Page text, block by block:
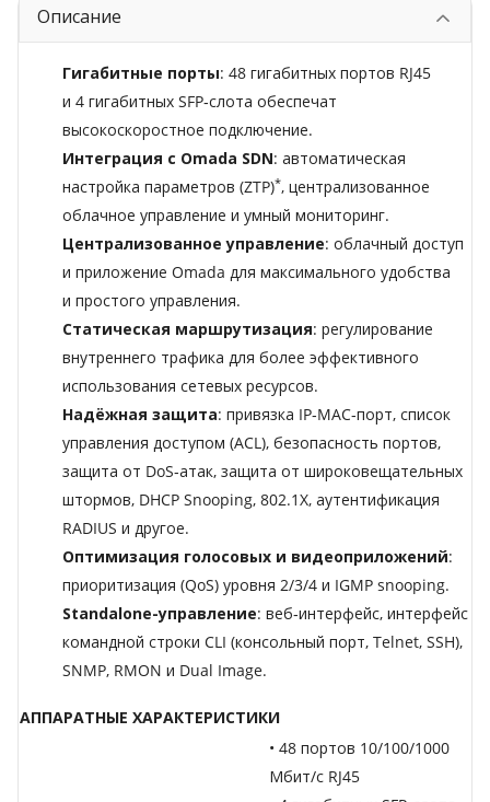
Описание
Гигабитные порты: 48 гигабитных портов RJ45
и 4 гигабитных SFP‑слота обеспечат
высокоскоростное подключение.
Интеграция с Omada SDN: автоматическая
настройка параметров (ZTP)*, централизованное
облачное управление и умный мониторинг.
Централизованное управление: облачный доступ
и приложение Omada для максимального удобства
и простого управления.
Статическая маршрутизация: регулирование
внутреннего трафика для более эффективного
использования сетевых ресурсов.
Надёжная защита: привязка IP‑MAC‑порт, список
управления доступом (ACL), безопасность портов,
защита от DoS‑атак, защита от широковещательных
штормов, DHCP Snooping, 802.1X, аутентификация
RADIUS и другое.
Оптимизация голосовых и видеоприложений:
приоритизация (QoS) уровня 2/3/4 и IGMP snooping.
Standalone-управление: веб‑интерфейс, интерфейс
командной строки CLI (консольный порт, Telnet, SSH),
SNMP, RMON и Dual Image.
АППАРАТНЫЕ ХАРАКТЕРИСТИКИ
• 48 портов 10/100/1000
Мбит/с RJ45